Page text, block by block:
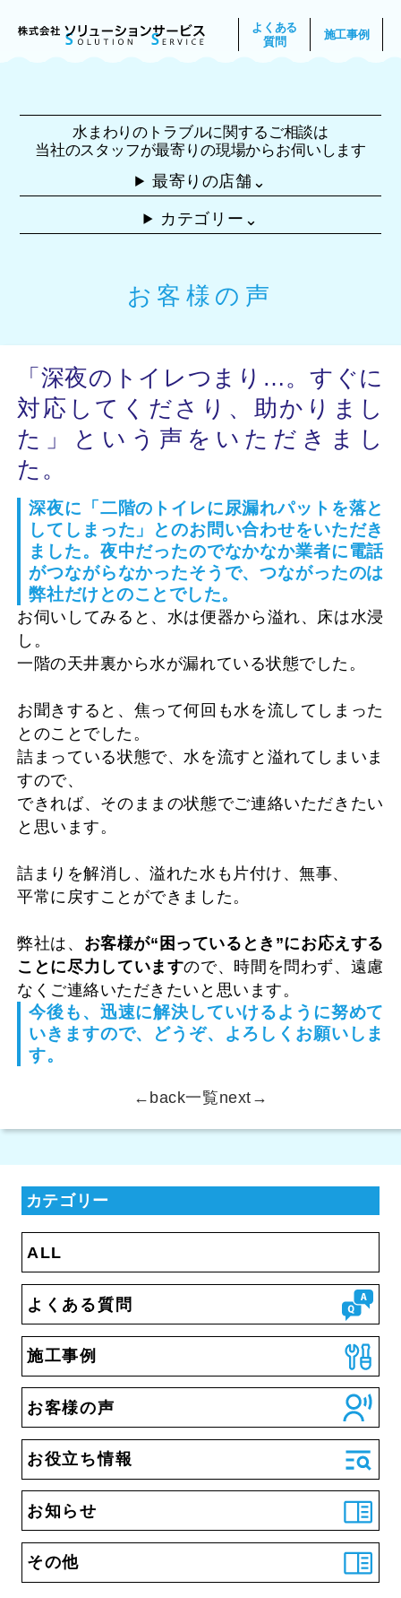
よくある
質問
施工事例
水まわりのトラブルに関するご相談は
当社のスタッフが最寄りの現場からお伺いします
最寄りの店舗 ⌃
カテゴリー ⌃
お客様の声
「深夜のトイレつまり…。すぐに
対応してくださり、助かりまし
た」という声をいただきまし
た。
深夜に「二階のトイレに尿漏れパットを落と
してしまった」とのお問い合わせをいただき
ました。夜中だったのでなかなか業者に電話
がつながらなかったそうで、つながったのは
弊社だけとのことでした。
お伺いしてみると、水は便器から溢れ、床は水浸
し。
一階の天井裏から水が漏れている状態でした。
お聞きすると、焦って何回も水を流してしまった
とのことでした。
詰まっている状態で、水を流すと溢れてしまいま
すので、
できれば、そのままの状態でご連絡いただきたい
と思います。
詰まりを解消し、溢れた水も片付け、無事、
平常に戻すことができました。
弊社は、 お客様が“困っているとき”にお応えする
ことに尽力していますので、時間を問わず、遠慮
なくご連絡いただきたいと思います。
今後も、迅速に解決していけるように努めて
いきますので、どうぞ、よろしくお願いしま
す。
←back一覧next→
カテゴリー
ALL
よくある質問
施工事例
お客様の声
お役立ち情報
お知らせ
その他